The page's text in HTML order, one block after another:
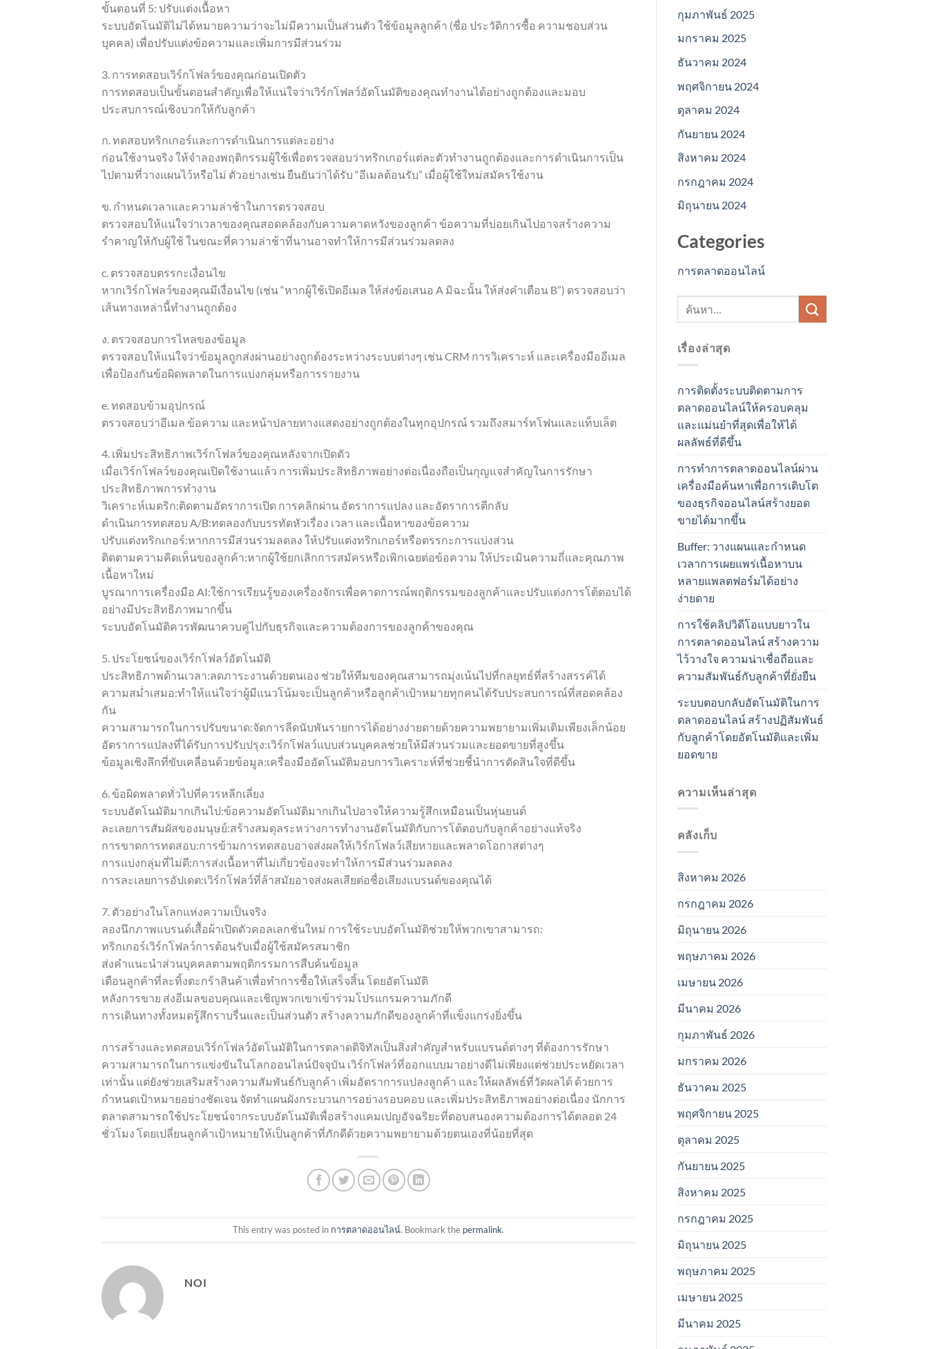
ขั้นตอนที่ 5: ปรับแต่งเนื้อหา
ระบบอัตโนมัติไม่ได้หมายความว่าจะไม่มีความเป็นส่วนตัว ใช้ข้อมูลลูกค้า (ชื่อ ประวัติการซื้อ ความชอบส่วน
บุคคล) เพื่อปรับแต่งข้อความและเพิ่มการมีส่วนร่วม
3. การทดสอบเวิร์กโฟลว์ของคุณก่อนเปิดตัว
การทดสอบเป็นขั้นตอนสำคัญเพื่อให้แน่ใจว่าเวิร์กโฟลว์อัตโนมัติของคุณทำงานได้อย่างถูกต้องและมอบ
ประสบการณ์เชิงบวกให้กับลูกค้า
ก. ทดสอบทริกเกอร์และการดำเนินการแต่ละอย่าง
ก่อนใช้งานจริง ให้จำลองพฤติกรรมผู้ใช้เพื่อตรวจสอบว่าทริกเกอร์แต่ละตัวทำงานถูกต้องและการดำเนินการเป็น
ไปตามที่วางแผนไว้หรือไม่ ตัวอย่างเช่น ยืนยันว่าได้รับ “อีเมลต้อนรับ” เมื่อผู้ใช้ใหม่สมัครใช้งาน
ข. กำหนดเวลาและความล่าช้าในการตรวจสอบ
ตรวจสอบให้แน่ใจว่าเวลาของคุณสอดคล้องกับความคาดหวังของลูกค้า ข้อความที่บ่อยเกินไปอาจสร้างความ
รำคาญให้กับผู้ใช้ ในขณะที่ความล่าช้าที่นานอาจทำให้การมีส่วนร่วมลดลง
c. ตรวจสอบตรรกะเงื่อนไข
หากเวิร์กโฟลว์ของคุณมีเงื่อนไข (เช่น “หากผู้ใช้เปิดอีเมล ให้ส่งข้อเสนอ A มิฉะนั้น ให้ส่งคำเตือน B”) ตรวจสอบว่า
เส้นทางเหล่านี้ทำงานถูกต้อง
ง. ตรวจสอบการไหลของข้อมูล
ตรวจสอบให้แน่ใจว่าข้อมูลถูกส่งผ่านอย่างถูกต้องระหว่างระบบต่างๆ เช่น CRM การวิเคราะห์ และเครื่องมืออีเมล
เพื่อป้องกันข้อผิดพลาดในการแบ่งกลุ่มหรือการรายงาน
e. ทดสอบข้ามอุปกรณ์
ตรวจสอบว่าอีเมล ข้อความ และหน้าปลายทางแสดงอย่างถูกต้องในทุกอุปกรณ์ รวมถึงสมาร์ทโฟนและแท็บเล็ต
4. เพิ่มประสิทธิภาพเวิร์กโฟลว์ของคุณหลังจากเปิดตัว
เมื่อเวิร์กโฟลว์ของคุณเปิดใช้งานแล้ว การเพิ่มประสิทธิภาพอย่างต่อเนื่องถือเป็นกุญแจสำคัญในการรักษา
ประสิทธิภาพการทำงาน
วิเคราะห์เมตริก:ติดตามอัตราการเปิด การคลิกผ่าน อัตราการแปลง และอัตราการตีกลับ
ดำเนินการทดสอบ A/B:ทดลองกับบรรทัดหัวเรื่อง เวลา และเนื้อหาของข้อความ
ปรับแต่งทริกเกอร์:หากการมีส่วนร่วมลดลง ให้ปรับแต่งทริกเกอร์หรือตรรกะการแบ่งส่วน
ติดตามความคิดเห็นของลูกค้า:หากผู้ใช้ยกเลิกการสมัครหรือเพิกเฉยต่อข้อความ ให้ประเมินความถี่และคุณภาพ
เนื้อหาใหม่
บูรณาการเครื่องมือ AI:ใช้การเรียนรู้ของเครื่องจักรเพื่อคาดการณ์พฤติกรรมของลูกค้าและปรับแต่งการโต้ตอบได้
อย่างมีประสิทธิภาพมากขึ้น
ระบบอัตโนมัติควรพัฒนาควบคู่ไปกับธุรกิจและความต้องการของลูกค้าของคุณ
5. ประโยชน์ของเวิร์กโฟลว์อัตโนมัติ
ประสิทธิภาพด้านเวลา:ลดภาระงานด้วยตนเอง ช่วยให้ทีมของคุณสามารถมุ่งเน้นไปที่กลยุทธ์ที่สร้างสรรค์ได้
ความสม่ำเสมอ:ทำให้แน่ใจว่าผู้มีแนวโน้มจะเป็นลูกค้าหรือลูกค้าเป้าหมายทุกคนได้รับประสบการณ์ที่สอดคล้อง
กัน
ความสามารถในการปรับขนาด:จัดการลีดนับพันรายการได้อย่างง่ายดายด้วยความพยายามเพิ่มเติมเพียงเล็กน้อย
อัตราการแปลงที่ได้รับการปรับปรุง:เวิร์กโฟลว์แบบส่วนบุคคลช่วยให้มีส่วนร่วมและยอดขายที่สูงขึ้น
ข้อมูลเชิงลึกที่ขับเคลื่อนด้วยข้อมูล:เครื่องมืออัตโนมัติมอบการวิเคราะห์ที่ช่วยชี้นำการตัดสินใจที่ดีขึ้น
6. ข้อผิดพลาดทั่วไปที่ควรหลีกเลี่ยง
ระบบอัตโนมัติมากเกินไป:ข้อความอัตโนมัติมากเกินไปอาจให้ความรู้สึกเหมือนเป็นหุ่นยนต์
ละเลยการสัมผัสของมนุษย์:สร้างสมดุลระหว่างการทำงานอัตโนมัติกับการโต้ตอบกับลูกค้าอย่างแท้จริง
การขาดการทดสอบ:การข้ามการทดสอบอาจส่งผลให้เวิร์กโฟลว์เสียหายและพลาดโอกาสต่างๆ
การแบ่งกลุ่มที่ไม่ดี:การส่งเนื้อหาที่ไม่เกี่ยวข้องจะทำให้การมีส่วนร่วมลดลง
การละเลยการอัปเดต:เวิร์กโฟลว์ที่ล้าสมัยอาจส่งผลเสียต่อชื่อเสียงแบรนด์ของคุณได้
7. ตัวอย่างในโลกแห่งความเป็นจริง
ลองนึกภาพแบรนด์เสื้อผ้าเปิดตัวคอลเลกชั่นใหม่ การใช้ระบบอัตโนมัติช่วยให้พวกเขาสามารถ:
ทริกเกอร์เวิร์กโฟลว์การต้อนรับเมื่อผู้ใช้สมัครสมาชิก
ส่งคำแนะนำส่วนบุคคลตามพฤติกรรมการสืบค้นข้อมูล
เตือนลูกค้าที่ละทิ้งตะกร้าสินค้าเพื่อทำการซื้อให้เสร็จสิ้น โดยอัตโนมัติ
หลังการขาย ส่งอีเมลขอบคุณและเชิญพวกเขาเข้าร่วมโปรแกรมความภักดี
การเดินทางทั้งหมดรู้สึกราบรื่นและเป็นส่วนตัว สร้างความภักดีของลูกค้าที่แข็งแกร่งยิ่งขึ้น
การสร้างและทดสอบเวิร์กโฟลว์อัตโนมัติในการตลาดดิจิทัลเป็นสิ่งสำคัญสำหรับแบรนด์ต่างๆ ที่ต้องการรักษา
ความสามารถในการแข่งขันในโลกออนไลน์ปัจจุบัน เวิร์กโฟลว์ที่ออกแบบมาอย่างดีไม่เพียงแต่ช่วยประหยัดเวลา
เท่านั้น แต่ยังช่วยเสริมสร้างความสัมพันธ์กับลูกค้า เพิ่มอัตราการแปลงลูกค้า และให้ผลลัพธ์ที่วัดผลได้ ด้วยการ
กำหนดเป้าหมายอย่างชัดเจน จัดทำแผนผังกระบวนการอย่างรอบคอบ และเพิ่มประสิทธิภาพอย่างต่อเนื่อง นักการ
ตลาดสามารถใช้ประโยชน์จากระบบอัตโนมัติเพื่อสร้างแคมเปญอัจฉริยะที่ตอบสนองความต้องการได้ตลอด 24
ชั่วโมง โดยเปลี่ยนลูกค้าเป้าหมายให้เป็นลูกค้าที่ภักดีด้วยความพยายามด้วยตนเองที่น้อยที่สุด
This entry was posted in การตลาดออนไลน์. Bookmark the permalink.
NOI
กุมภาพันธ์ 2025
มกราคม 2025
ธันวาคม 2024
พฤศจิกายน 2024
ตุลาคม 2024
กันยายน 2024
สิงหาคม 2024
กรกฎาคม 2024
มิถุนายน 2024
Categories
การตลาดออนไลน์
เรื่องล่าสุด
การติดตั้งระบบติดตามการ
ตลาดออนไลน์ให้ครอบคลุม
และแม่นยำที่สุดเพื่อให้ได้
ผลลัพธ์ที่ดีขึ้น
การทำการตลาดออนไลน์ผ่าน
เครื่องมือค้นหาเพื่อการเติบโต
ของธุรกิจออนไลน์สร้างยอด
ขายได้มากขึ้น
Buffer: วางแผนและกำหนด
เวลาการเผยแพร่เนื้อหาบน
หลายแพลตฟอร์มได้อย่าง
ง่ายดาย
การใช้คลิปวิดีโอแบบยาวใน
การตลาดออนไลน์ สร้างความ
ไว้วางใจ ความน่าเชื่อถือและ
ความสัมพันธ์กับลูกค้าที่ยั่งยืน
ระบบตอบกลับอัตโนมัติในการ
ตลาดออนไลน์ สร้างปฏิสัมพันธ์
กับลูกค้าโดยอัตโนมัติและเพิ่ม
ยอดขาย
ความเห็นล่าสุด
คลังเก็บ
สิงหาคม 2026
กรกฎาคม 2026
มิถุนายน 2026
พฤษภาคม 2026
เมษายน 2026
มีนาคม 2026
กุมภาพันธ์ 2026
มกราคม 2026
ธันวาคม 2025
พฤศจิกายน 2025
ตุลาคม 2025
กันยายน 2025
สิงหาคม 2025
กรกฎาคม 2025
มิถุนายน 2025
พฤษภาคม 2025
เมษายน 2025
มีนาคม 2025